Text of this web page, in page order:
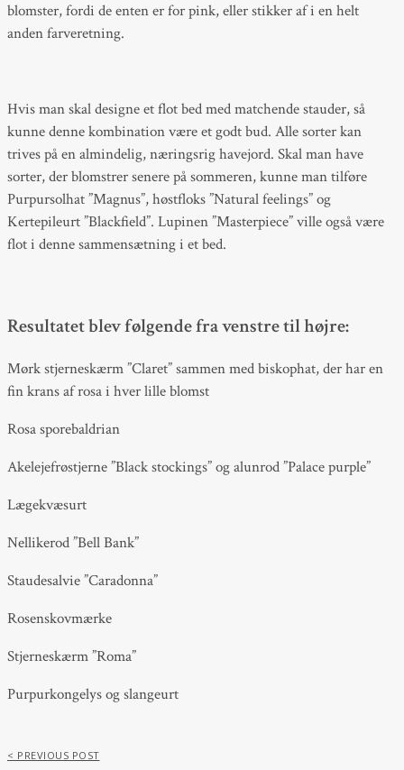
blomster, fordi de enten er for pink, eller stikker af i en helt
anden farveretning.
Hvis man skal designe et flot bed med matchende stauder, så
kunne denne kombination være et godt bud. Alle sorter kan
trives på en almindelig, næringsrig havejord. Skal man have
sorter, der blomstrer senere på sommeren, kunne man tilføre
Purpursolhat ”Magnus”, høstfloks ”Natural feelings” og
Kertepileurt ”Blackfield”. Lupinen ”Masterpiece” ville også være
flot i denne sammensætning i et bed.
Resultatet blev følgende fra venstre til højre:
Mørk stjerneskærm ”Claret” sammen med biskophat, der har en
fin krans af rosa i hver lille blomst
Rosa sporebaldrian
Akelejefrøstjerne ”Black stockings” og alunrod ”Palace purple”
Lægekvæsurt
Nellikerod ”Bell Bank”
Staudesalvie ”Caradonna”
Rosenskovmærke
Stjerneskærm ”Roma”
Purpurkongelys og slangeurt
< PREVIOUS POST